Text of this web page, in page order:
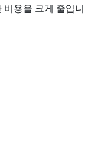
용을 크게 줄입니